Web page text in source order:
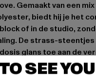
Gemaakt van een mix
biedt hij je het
of in de studio,
De strass-steentjes
glans toe aan de
garanderen een
dat schittert.
SEE YOU